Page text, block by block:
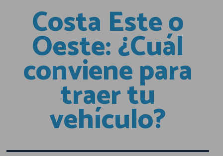
Costa Este o
Oeste: ¿Cuál
conviene para
traer tu
vehículo?